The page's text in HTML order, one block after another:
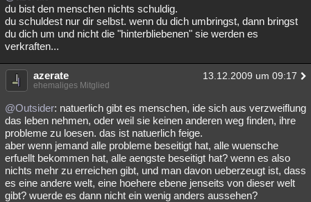
du bist den menschen nichts schuldig.
du schuldest nur dir selbst. wenn du dich umbringst, dann bringst
du dich um und nicht die "hinterbliebenen" sie werden es
verkraften...
azerate 13.12.2009 um 09:17
ehemaliges Mitglied
@Outsider: natuerlich gibt es menschen, ide sich aus verzweiflung
das leben nehmen, oder weil sie keinen anderen weg finden, ihre
probleme zu loesen. das ist natuerlich feige.
aber wenn jemand alle probleme beseitigt hat, alle wuensche
erfuellt bekommen hat, alle aengste beseitigt hat? wenn es also
nichts mehr zu erreichen gibt, und man davon ueberzeugt ist, dass
es eine andere welt, eine hoehere ebene jenseits von dieser welt
gibt? wuerde es dann nicht ein wenig anders aussehen?